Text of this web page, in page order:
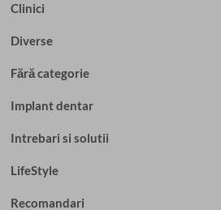
Clinici
Diverse
Fără categorie
Implant dentar
Intrebari si solutii
LifeStyle
Recomandari